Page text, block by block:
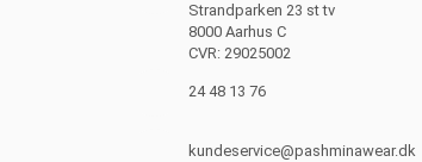
Strandparken 23 st tv
8000 Aarhus C
CVR: 29025002
24 48 13 76
kundeservice@pashminawear.dk